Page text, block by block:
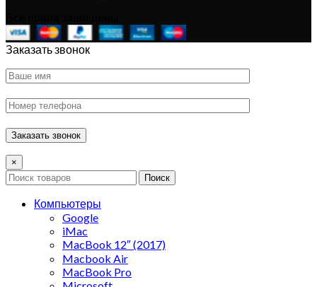
Заказать звонок
×
Поиск
Компьютеры
Google
iMac
MacBook 12″ (2017)
Macbook Air
MacBook Pro